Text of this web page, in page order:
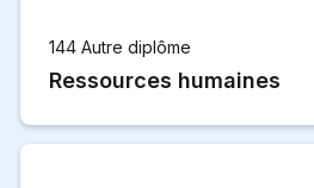
144 Autre diplôme
Ressources humaines